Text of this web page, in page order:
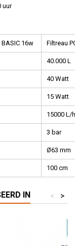
uur
BASIC 16w Filtreau
40.000 L
40 Watt
15 Watt
15000 L/h
3 bar
Ø63 mm
100 cm
IN >
<